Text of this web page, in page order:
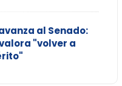
al Senado:
"volver a